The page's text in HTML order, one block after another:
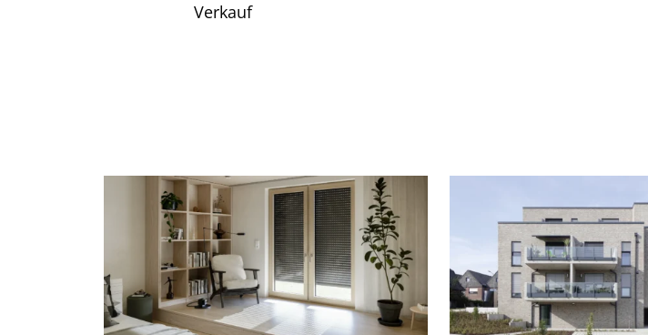
Verkauf